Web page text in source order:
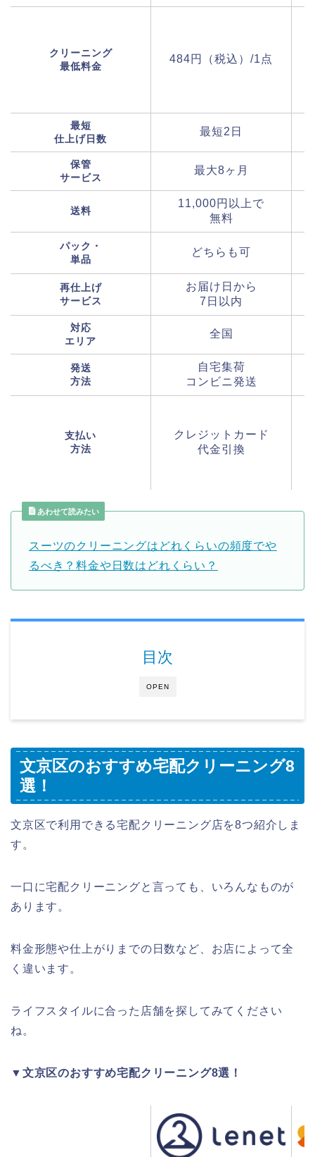
クリーニング
最低料金
484円（税込）/1点
最短
仕上げ日数
最短2日
保管
サービス
最大8ヶ月
送料
11,000円以上で
無料
パック・
単品
どちらも可
再仕上げ
サービス
お届け日から
7日以内
対応
エリア
全国
発送
方法
自宅集荷
コンビニ発送
支払い
方法
クレジットカード
代金引換
あわせて読みたい
スーツのクリーニングはどれくらいの頻度でや
るべき？料金や日数はどれくらい？
OPEN
目次
文京区のおすすめ宅配クリーニング8
選！
文京区で利用できる宅配クリーニング店を8つ紹介しま
す。
一口に宅配クリーニングと言っても、いろんなものが
あります。
料金形態や仕上がりまでの日数など、お店によって全
く違います。
ライフスタイルに合った店舗を探してみてください
ね。
▼文京区のおすすめ宅配クリーニング8選！